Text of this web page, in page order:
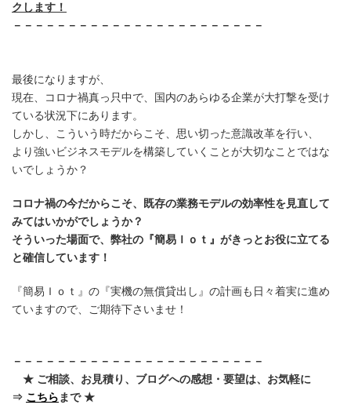
クします！
－－－－－－－－－－－－－－－－－－－－－－－
最後になりますが、
現在、コロナ禍真っ只中で、国内のあらゆる企業が大打撃を受け
ている状況下にあります。
しかし、こういう時だからこそ、思い切った意識改革を行い、
より強いビジネスモデルを構築していくことが大切なことではな
いでしょうか？
コロナ禍の今だからこそ、既存の業務モデルの効率性を見直して
みてはいかがでしょうか？
そういった場面で、弊社の『簡易Ｉｏｔ』がきっとお役に立てる
と確信しています！
『簡易Ｉｏｔ』の『実機の無償貸出し』の計画も日々着実に進め
ていますので、ご期待下さいませ！
－－－－－－－－－－－－－－－－－－－－－－－
★ ご相談、お見積り、ブログへの感想・要望は、お気軽に
⇒ こちら まで ★